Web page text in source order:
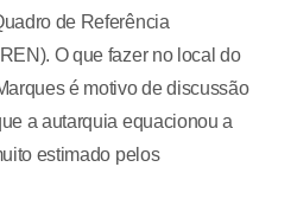
de Referência
O que fazer no local do
é motivo de discussão
a autarquia equacionou a
estimado pelos